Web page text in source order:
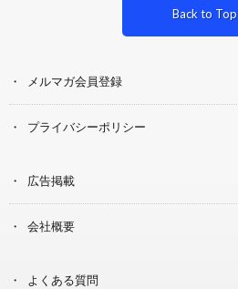
Back to Top
メルマガ会員登録
プライバシーポリシー
広告掲載
会社概要
よくある質問